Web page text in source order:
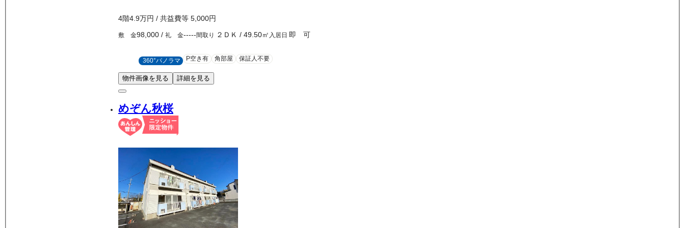
4階4.9万円 / 共益費等 5,000円
敷 金98,000 / 礼 金-----間取り ２ＤＫ / 49.50㎡ 入居日 即 可
360°パノラマ P空き有 角部屋 保証人不要
物件画像を見る 詳細を見る
めぞん秋桜